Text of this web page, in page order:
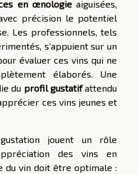
en œnologieaiguisées,
précision le potentiel
Les professionnels, tels
s'appuient sur un
évaluer ces vins qui ne
élaborés. Une
du profil gustatifattendu
ces vins jeunes et
jouent un rôle
des vins en
du vin doit être optimale :